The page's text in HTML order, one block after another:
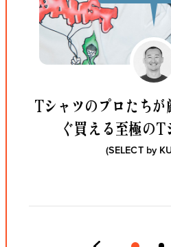
Tシャツのプロたちが
ぐ買える至極のT
(SELECT by